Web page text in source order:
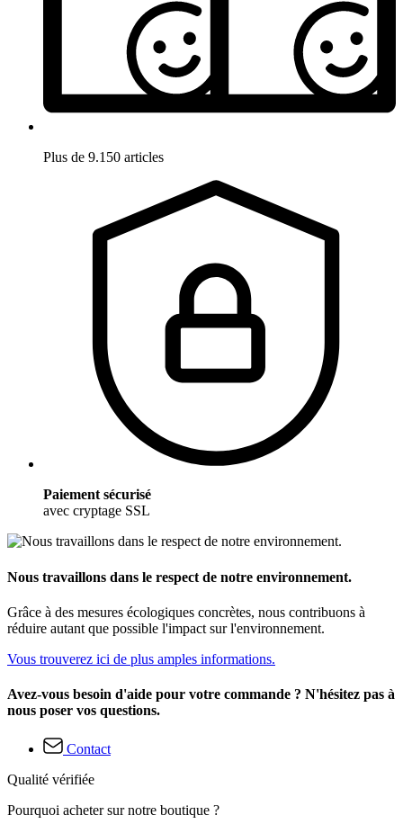
Plus de 9.150 articles
Paiement sécurisé
avec cryptage SSL
Nous travaillons dans le respect de notre environnement.
Grâce à des mesures écologiques concrètes, nous contribuons à
réduire autant que possible l'impact sur l'environnement.
Vous trouverez ici de plus amples informations.
Avez-vous besoin d'aide pour votre commande ? N'hésitez pas à
nous poser vos questions.
Contact
Qualité vérifiée
Pourquoi acheter sur notre boutique ?